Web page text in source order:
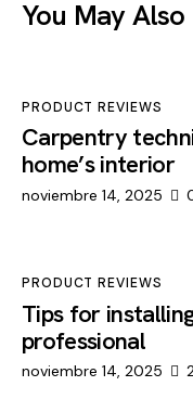
You May
PRODUCT REVIEWS
Carpentry
home’s interior
noviembre 14, 2025
PRODUCT REVIEWS
Tips for
professional
noviembre 14, 2025